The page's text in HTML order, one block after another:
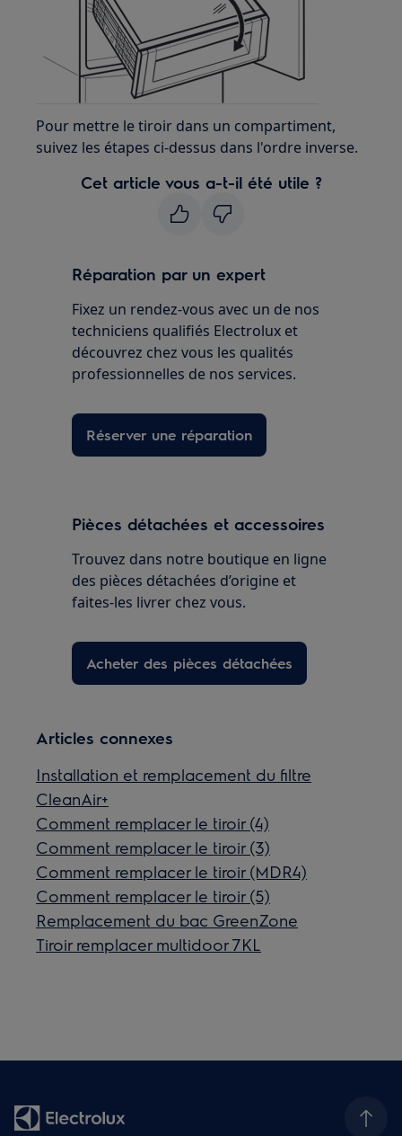
Pour mettre le tiroir dans un compartiment,
suivez les étapes ci-dessus dans l'ordre inverse.
Cet article vous a-t-il été utile ?
Réparation par un expert
Fixez un rendez-vous avec un de nos
techniciens qualifiés Electrolux et
découvrez chez vous les qualités
professionnelles de nos services.
Réserver une réparation
Pièces détachées et accessoires
Trouvez dans notre boutique en ligne
des pièces détachées d’origine et
faites-les livrer chez vous.
Acheter des pièces détachées
Articles connexes
Installation et remplacement du filtre
CleanAir+
Comment remplacer le tiroir (4)
Comment remplacer le tiroir (3)
Comment remplacer le tiroir (MDR4)
Comment remplacer le tiroir (5)
Remplacement du bac GreenZone
Tiroir remplacer multidoor 7KL